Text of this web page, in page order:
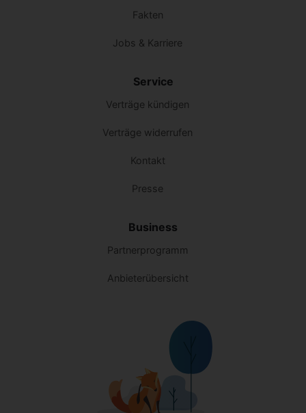
Fakten
Jobs & Karriere
Service
Verträge kündigen
Verträge widerrufen
Kontakt
Presse
Business
Partnerprogramm
Anbieterübersicht